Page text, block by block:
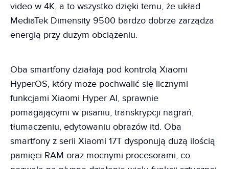
video w 4K, a to wszystko dzięki temu, że układ
MediaTek Dimensity 9500 bardzo dobrze zarządza
energią przy dużym obciążeniu.
Oba smartfony działają pod kontrolą Xiaomi
HyperOS, który może pochwalić się licznymi
funkcjami Xiaomi Hyper AI, sprawnie
pomagającymi w pisaniu, transkrypcji nagrań,
tłumaczeniu, edytowaniu obrazów itd. Oba
smartfony z serii Xiaomi 17T dysponują dużą ilością
pamięci RAM oraz mocnymi procesorami, co